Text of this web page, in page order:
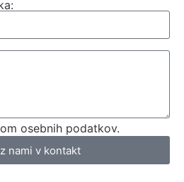
osebnih podatkov.
nami v kontakt